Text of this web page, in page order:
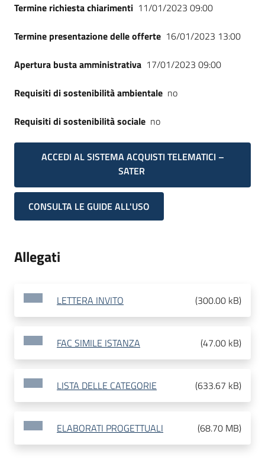
Termine richiesta chiarimenti 11/01/2023 09:00
Termine presentazione delle offerte 16/01/2023 13:00
Apertura busta amministrativa 17/01/2023 09:00
Requisiti di sostenibilità ambientale no
Requisiti di sostenibilità sociale no
ACCEDI AL SISTEMA ACQUISTI TELEMATICI –
SATER
CONSULTA LE GUIDE ALL'USO
Allegati
LETTERA INVITO (300.00 kB)
FAC SIMILE ISTANZA (47.00 kB)
LISTA DELLE CATEGORIE (633.67 kB)
ELABORATI PROGETTUALI (68.70 MB)